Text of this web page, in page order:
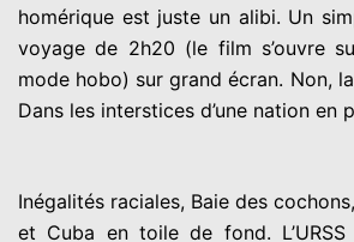
homérique est juste un alibi. Un
voyage de 2h20 (le film s’ouvre
mode hobo) sur grand écran. Non,
Dans les interstices d’une nation en
Inégalités raciales, Baie des
et Cuba en toile de fond.